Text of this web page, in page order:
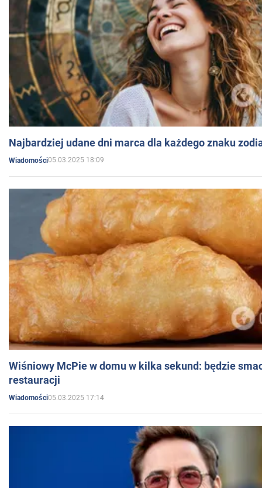
Najbardziej udane dni marca dla każdego znaku
Wiadomości05.03.2025 18:09
Wiśniowy McPie w domu w kilka sekund: będzie
restauracji
Wiadomości05.03.2025 17:14